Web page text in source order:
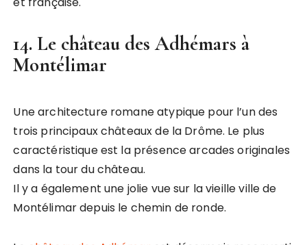
14. Le château des Adhémars à
Montélimar
Une architecture romane atypique pour l’un des
trois principaux châteaux de la Drôme. Le plus
caractéristique est la présence arcades originales
dans la tour du château.
Il y a également une jolie vue sur la vieille ville de
Montélimar depuis le chemin de ronde.